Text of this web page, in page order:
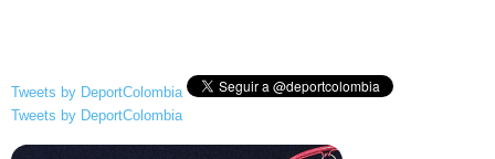
Tweets by DeportColombia
Tweets by DeportColombia